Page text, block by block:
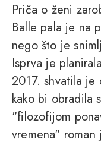
Priča o ženi
Balle pala je na
nego što je
Isprva je
2017. shvatila je
kako bi obradila
"filozofijom
vremena"